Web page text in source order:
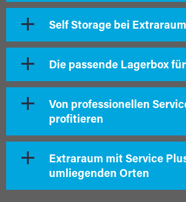
Self Storage bei Extraraum
Die passende Lagerbox
Von professionellen
profitieren
Extraraum mit Service
umliegenden Orten